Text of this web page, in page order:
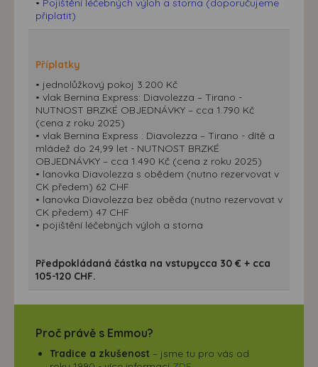
připlatit)
Příplatky
• jednolůžkový pokoj 3.200 Kč
• vlak Bernina Express: Diavolezza – Tirano -
NUTNOST BRZKÉ OBJEDNÁVKY – cca 1.790 Kč
(cena z roku 2025)
• vlak Bernina Express : Diavolezza – Tirano - dítě a
mládež do 24,99 let - NUTNOST BRZKÉ
OBJEDNÁVKY – cca 1.490 Kč (cena z roku 2025)
• lanovka Diavolezza s obědem (nutno rezervovat v
CK předem) 62 CHF
• lanovka Diavolezza bez oběda (nutno rezervovat v
CK předem) 47 CHF
• pojištění léčebných výloh a storna
Předpokládaná částka na vstupycca 30 € + cca
105-120 CHF.
Proč právě s Emmou?
Tradice a zkušenost – jsme tu pro vás od